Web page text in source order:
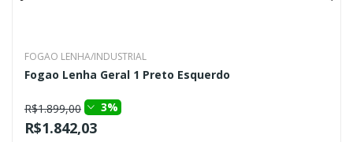
FOGAO LENHA/INDUSTRIAL
Fogao Lenha Geral 1 Preto Esquerdo
R$1.899,00 3%
R$1.842,03